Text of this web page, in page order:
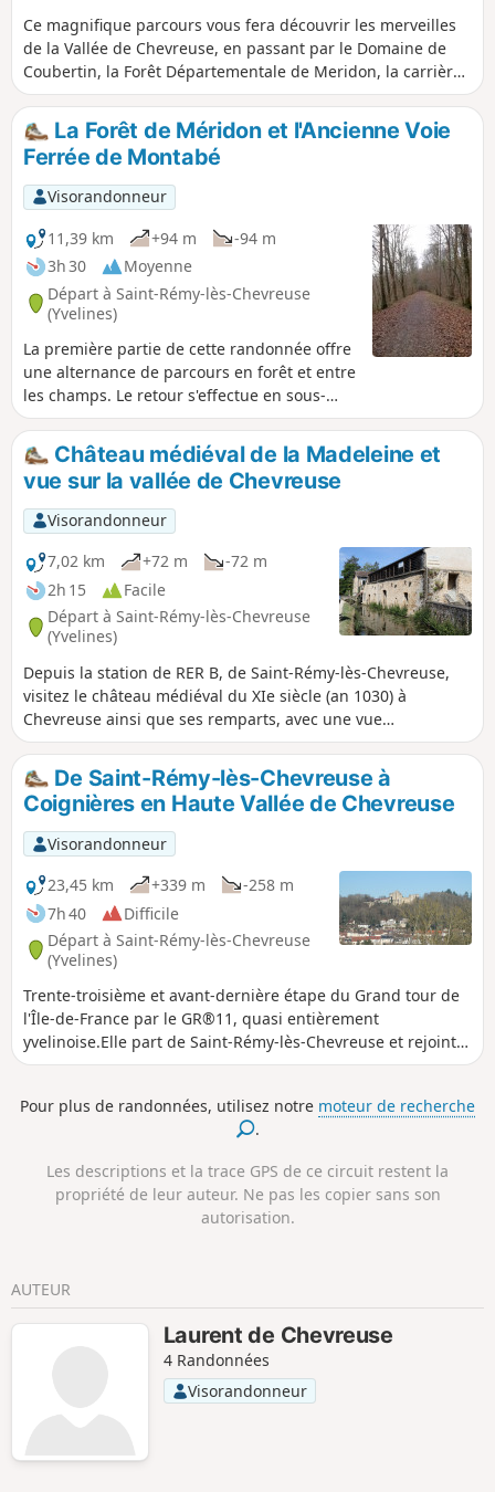
Ce magnifique parcours vous fera découvrir les merveilles
de la Vallée de Chevreuse, en passant par le Domaine de
Coubertin, la Forêt Départementale de Meridon, la carrière
de grès du Bois du Vossery, le bourg de Chevreuse avec ses
rues marchandes, son église, la Promenade des Petits Ponts
et son château médiéval.
La Forêt de Méridon et l'Ancienne Voie
Ferrée de Montabé
Visorandonneur
11,39 km
+94 m
-94 m
3h 30
Moyenne
Départ à Saint-Rémy-lès-Chevreuse
(Yvelines)
La première partie de cette randonnée offre
une alternance de parcours en forêt et entre
les champs. Le retour s'effectue en sous-
bois, en empruntant la banquette de
l'ancienne voie ferrée qui reliait Saint-Rémy-
lès-Chevreuse et Limours.
Château médiéval de la Madeleine et
vue sur la vallée de Chevreuse
Visorandonneur
7,02 km
+72 m
-72 m
2h 15
Facile
Départ à Saint-Rémy-lès-Chevreuse
(Yvelines)
Depuis la station de RER B, de Saint-Rémy-lès-Chevreuse,
visitez le château médiéval du XIe siècle (an 1030) à
Chevreuse ainsi que ses remparts, avec une vue
surplombant la vallée de Chevreuse. Journée nature, sport,
émotion et gastronomie au programme.
De Saint-Rémy-lès-Chevreuse à
Coignières en Haute Vallée de Chevreuse
Visorandonneur
23,45 km
+339 m
-258 m
7h 40
Difficile
Départ à Saint-Rémy-lès-Chevreuse
(Yvelines)
Trente-troisième et avant-dernière étape du Grand tour de
l'Île-de-France par le GR®11, quasi entièrement
yvelinoise.Elle part de Saint-Rémy-lès-Chevreuse et rejoint
Coignières après la remontée de la vallée de l'Yvette et la
Chevreuse et son riche patrimoine naturel et bâti, à
quelques encablures de Paris et de sa proche banlieue.
Pour plus de randonnées, utilisez notre moteur de recherche
.
Les descriptions et la trace GPS de ce circuit restent la
propriété de leur auteur. Ne pas les copier sans son
autorisation.
AUTEUR
Laurent de Chevreuse
4 Randonnées
Visorandonneur